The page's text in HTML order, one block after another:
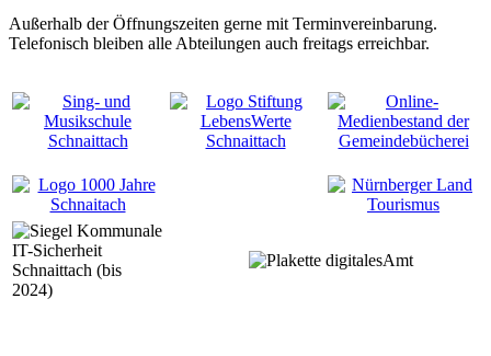
Außerhalb der Öffnungszeiten gerne mit Terminvereinbarung.
Telefonisch bleiben alle Abteilungen auch freitags erreichbar.